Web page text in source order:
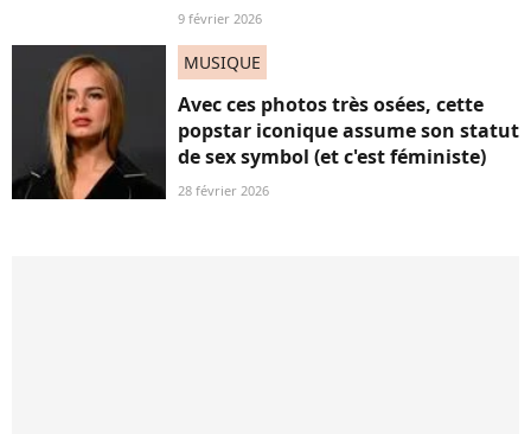
9 février 2026
MUSIQUE
Avec ces photos très osées, cette
popstar iconique assume son statut
de sex symbol (et c'est féministe)
28 février 2026